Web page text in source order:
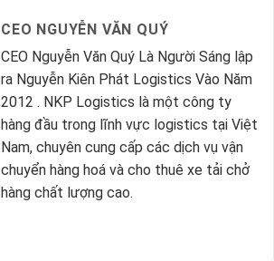
CEO NGUYỄN VĂN QUÝ
CEO Nguyễn Văn Quý Là Người Sáng lập
ra Nguyễn Kiên Phát Logistics Vào Năm
2012 . NKP Logistics là một công ty
hàng đầu trong lĩnh vực logistics tại Việt
Nam, chuyên cung cấp các dịch vụ vận
chuyển hàng hoá và cho thuê xe tải chở
hàng chất lượng cao.